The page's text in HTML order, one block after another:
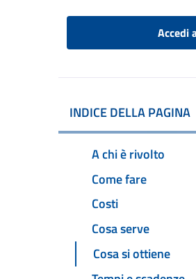
Accedi
INDICE DELLA PAGINA
A chi è rivolto
Come fare
Costi
Cosa serve
Cosa si ottiene